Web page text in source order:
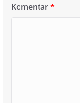
Komentar*